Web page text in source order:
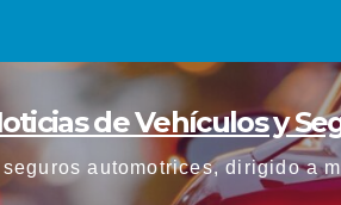
de Vehículos y
automotrices, dirigido a